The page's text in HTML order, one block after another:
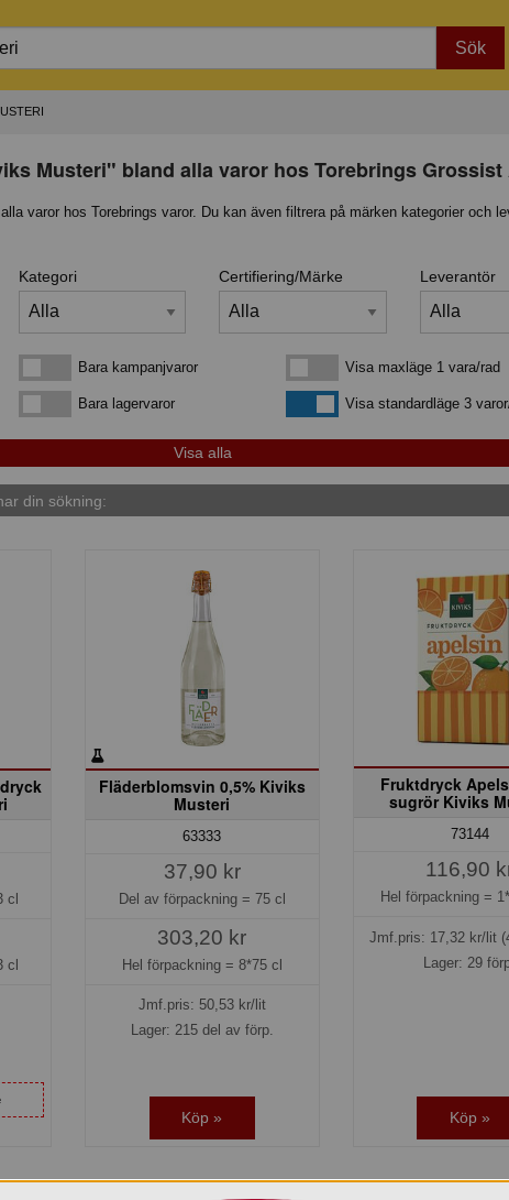
Sök
Musteri" bland alla varor hos Torebrings Grossist
varor hos Torebrings varor. Du kan även filtrera på märken kategorier och
Kategori Certifiering/Märke Leverantör
Bara kampanjvarorBara kampanjvaror
Bara lagervarorBara lagervaror
Visa maxläge 1 vara/rad
Visa maxläge 1 vara/rad
Visa standardlägeVisa standardläge 3
din sökning:
cl
cl
Fläderblomsvin 0,5% Kiviks
Musteri
63333
37,90 kr
Del av förpackning = 75 cl
303,20 kr
Hel förpackning = 8*75 cl
Jmf.pris: 50,53kr/lit
Lager: 215 del av förp.
Köp »
Fruktdryck
sugrör Kiviks
73144
116,90
Hel förpackning =
Jmf.pris: 17,32kr/lit
Lager: 29
Köp »